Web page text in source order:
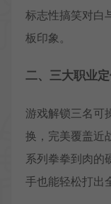
标志性搞笑对白
板印象。
二、三大职业
游戏解锁三名可
换，完美覆盖近
系列拳拳到肉的
手也能轻松打出